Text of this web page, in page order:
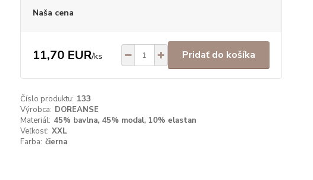
Naša cena
11,70 EUR/ks Pridať do košíka
Číslo produktu: 133
Výrobca: DOREANSE
Materiál: 45% bavlna, 45% modal, 10% elastan
Veľkosť: XXL
Farba: čierna